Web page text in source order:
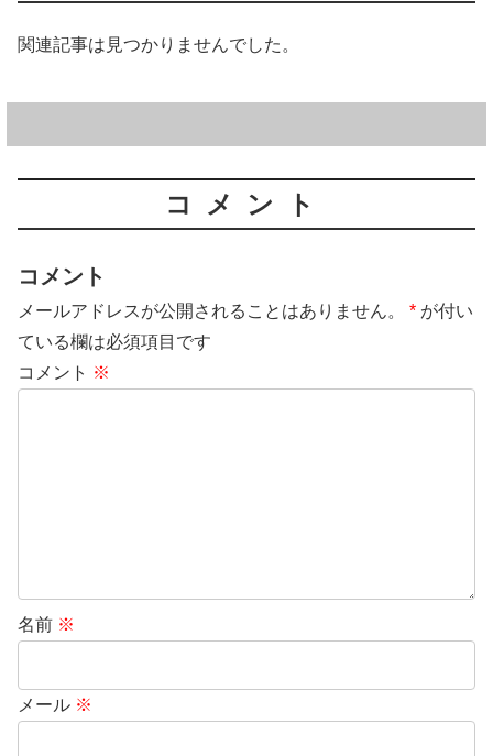
関連記事は見つかりませんでした。
コメント
コメント
メールアドレスが公開されることはありません。 * が付い
ている欄は必須項目です
コメント ※
名前 ※
メール ※